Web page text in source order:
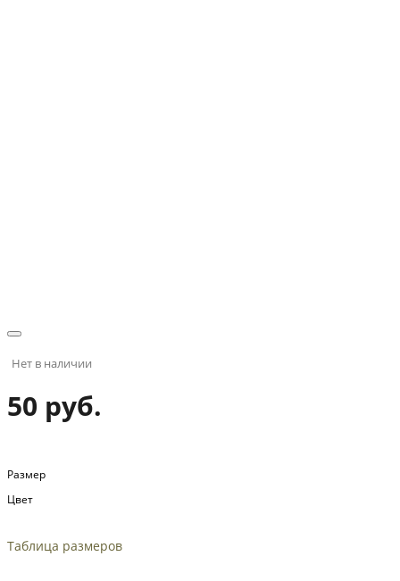
Нет в наличии
50 руб.
Размер
Цвет
Таблица размеров